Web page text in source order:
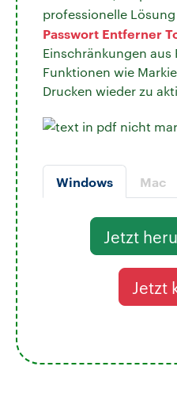
professionelle
Passwort Entferner
Einschränkungen aus
Funktionen wie
Drucken wieder zu
Windows Mac
Jetzt
Jetzt